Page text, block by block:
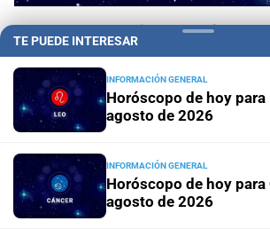
Panorama astrológico Horóscopo
agosto de 2026
Horóscopo del díaHoróscopo de hoy
agosto de 2026
Horóscopo del díaHoróscopo de hoy
de agosto de 2026
TE PUEDE INTERESAR
INFORMACIÓN GENERAL
Horóscopo de hoy para
agosto de 2026
INFORMACIÓN GENERAL
Horóscopo de hoy para
agosto de 2026